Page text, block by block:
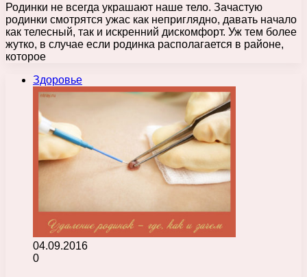
Родинки не всегда украшают наше тело. Зачастую
родинки смотрятся ужас как неприглядно, давать начало
как телесный, так и искренний дискомфорт. Уж тем более
жутко, в случае если родинка располагается в районе,
которое
Здоровье
04.09.2016
0